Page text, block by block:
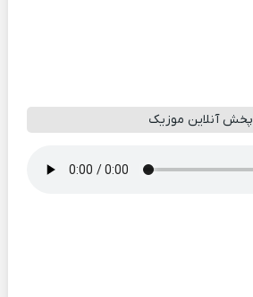
پخش آنلاین موزیک